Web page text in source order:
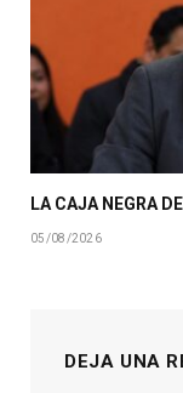
LA CAJA NEGRA
05/08/2026
DEJA UNA